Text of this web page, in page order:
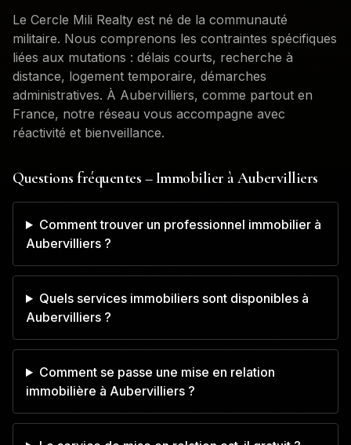
Le Cercle Mili Realty est né de la communauté
militaire. Nous comprenons les contraintes spécifiques
liées aux mutations : délais courts, recherche à
distance, logement temporaire, démarches
administratives. À Aubervilliers, comme partout en
France, notre réseau vous accompagne avec
réactivité et bienveillance.
Questions fréquentes – Immobilier àAubervilliers
Comment trouver un professionnel immobilier à
Aubervilliers ?
Quels services immobiliers sont disponibles à
Aubervilliers ?
Comment se passe une mise en relation
immobilière à Aubervilliers ?